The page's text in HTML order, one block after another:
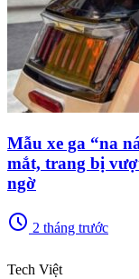
Mẫu xe ga “na
mắt, trang bị
ngờ
schedule 2 tháng trước
Tech Việt